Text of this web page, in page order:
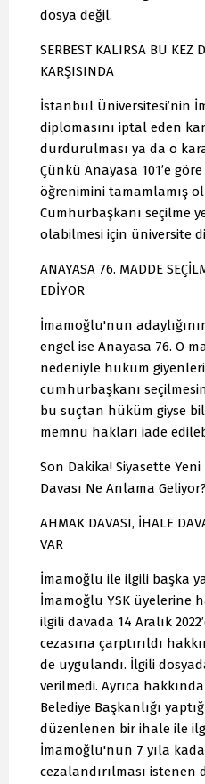
dosya değil.
SERBEST KALIRSA BU KEZ
KARŞISINDA
İstanbul Üniversitesi’nin
diplomasını iptal eden
durdurulması ya da o
Çünkü Anayasa 101’e
öğrenimini tamamlamış
Cumhurbaşkanı seçilme
olabilmesi için üniversite
ANAYASA 76. MADDE
EDİYOR
İmamoğlu'nun
engel ise Anayasa 76. O
nedeniyle hüküm
cumhurbaşkanı
bu suçtan hüküm giyse
memnu hakları iade
Son Dakika! Siyasette
Davası Ne Anlama Geliyor?
AHMAK DAVASI, İHALE
VAR
İmamoğlu ile ilgili başka
İmamoğlu YSK üyelerine
ilgili davada 14 Aralık
cezasına çarptırıldı
de uygulandı. İlgili
verilmedi. Ayrıca
Belediye Başkanlığı
düzenlenen bir ihale ile
İmamoğlu'nun 7 yıla
cezalandırılması istenen